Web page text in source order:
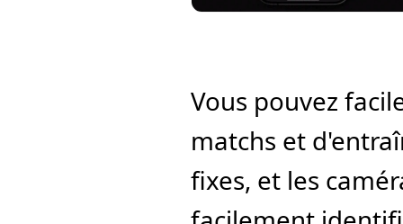
Vous pouvez
matchs et
fixes, et les